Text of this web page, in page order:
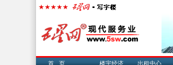
首页 楼宇经济 出租中心